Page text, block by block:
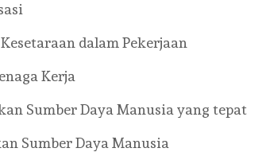
dalam Pekerjaan
Kerja
Sumber Daya Manusia yang tepat
Sumber Daya Manusia